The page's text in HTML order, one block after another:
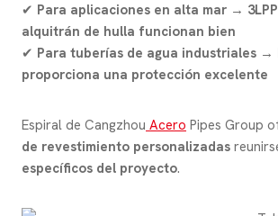
✔ Para aplicaciones en alta mar →
alquitrán de hulla funcionan bien
✔ Para tuberías de agua industriales →
proporciona una protección excelente
Espiral de Cangzhou Acero Pipes Group
de revestimiento personalizadas
específicos del proyecto.